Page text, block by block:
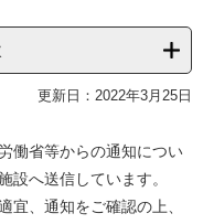
更新日：2022年3月25日
働省等からの通知につい
設へ送信しています。
宜、通知をご確認の上、